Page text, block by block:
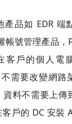
產品如 EDR 端
帳號管理產品
客戶的個人電
需要改變網路
資料不需要上傳
客戶的 DC 安裝